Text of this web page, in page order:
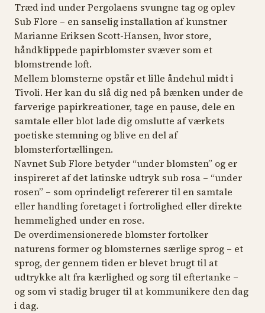
Træd ind under Pergolaens svungne tag og oplev
Sub Flore – en sanselig installation af kunstner
Marianne Eriksen Scott-Hansen, hvor store,
håndklippede papirblomster svæver som et
blomstrende loft.
Mellem blomsterne opstår et lille åndehul midt i
Tivoli. Her kan du slå dig ned på bænken under de
farverige papirkreationer, tage en pause, dele en
samtale eller blot lade dig omslutte af værkets
poetiske stemning og blive en del af
blomsterfortællingen.
Navnet Sub Flore betyder “under blomsten” og er
inspireret af det latinske udtryk sub rosa – “under
rosen” – som oprindeligt refererer til en samtale
eller handling foretaget i fortrolighed eller direkte
hemmelighed under en rose.
De overdimensionerede blomster fortolker
naturens former og blomsternes særlige sprog – et
sprog, der gennem tiden er blevet brugt til at
udtrykke alt fra kærlighed og sorg til eftertanke –
og som vi stadig bruger til at kommunikere den dag
i dag.